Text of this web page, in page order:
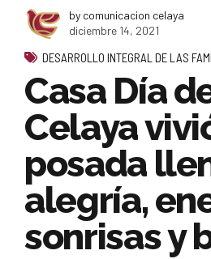
by comunicacion celaya
diciembre 14, 2021
DESARROLLO INTEGRAL DE LAS
Casa Día
Celaya
posada
alegría,
sonrisas y